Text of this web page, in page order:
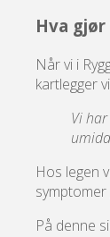
Hva
Når vi i
kartlegger
Vi
Hos legen
symptomer
På denne